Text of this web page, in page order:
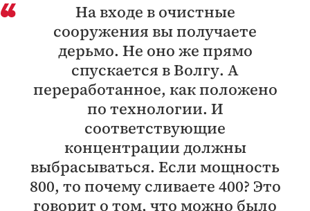
На входе в очистные
сооружения вы получаете
дерьмо. Не оно же прямо
спускается в Волгу. А
переработанное, как положено
по технологии. И
соответствующие
концентрации должны
выбрасываться. Если мощность
800, то почему сливаете 400? Это
говорит о том, что можно было